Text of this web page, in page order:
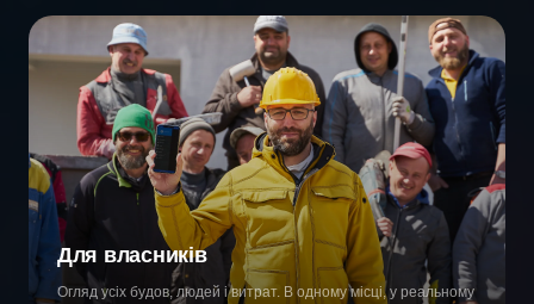
Для власників
Огляд усіх будов, людей і витрат. В одному місці, у реальному